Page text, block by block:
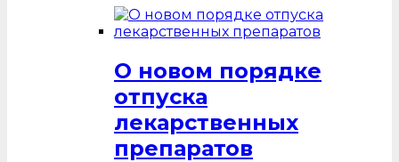
О новом порядке
отпуска
лекарственных
препаратов